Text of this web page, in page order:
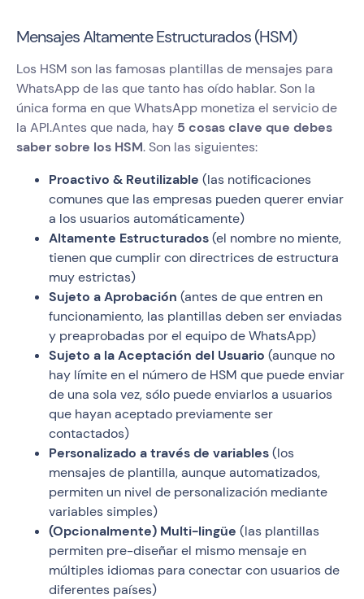
Mensajes Altamente Estructurados (HSM)
Los HSM son las famosas plantillas de mensajes para
WhatsApp de las que tanto has oído hablar. Son la
única forma en que WhatsApp monetiza el servicio de
la API.Antes que nada, hay 5 cosas clave que debes
saber sobre los HSM. Son las siguientes:
Proactivo & Reutilizable (las notificaciones
comunes que las empresas pueden querer enviar
a los usuarios automáticamente)
Altamente Estructurados(el nombre no miente,
tienen que cumplir con directrices de estructura
muy estrictas)
Sujeto a Aprobación (antes de que entren en
funcionamiento, las plantillas deben ser enviadas
y preaprobadas por el equipo de WhatsApp)
Sujeto a la Aceptación del Usuario (aunque no
hay límite en el número de HSM que puede enviar
de una sola vez, sólo puede enviarlos a usuarios
que hayan aceptado previamente ser
contactados)
Personalizado a través de variables(los
mensajes de plantilla, aunque automatizados,
permiten un nivel de personalización mediante
variables simples)
(Opcionalmente) Multi-lingüe (las plantillas
permiten pre-diseñar el mismo mensaje en
múltiples idiomas para conectar con usuarios de
diferentes países)